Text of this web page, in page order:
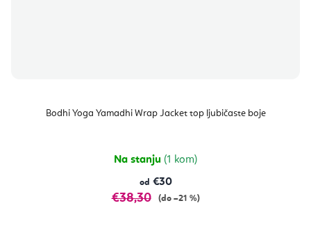
Bodhi Yoga Yamadhi Wrap Jacket top ljubičaste boje
Na stanju (1 kom)
od €30
€38,30 (do –21 %)